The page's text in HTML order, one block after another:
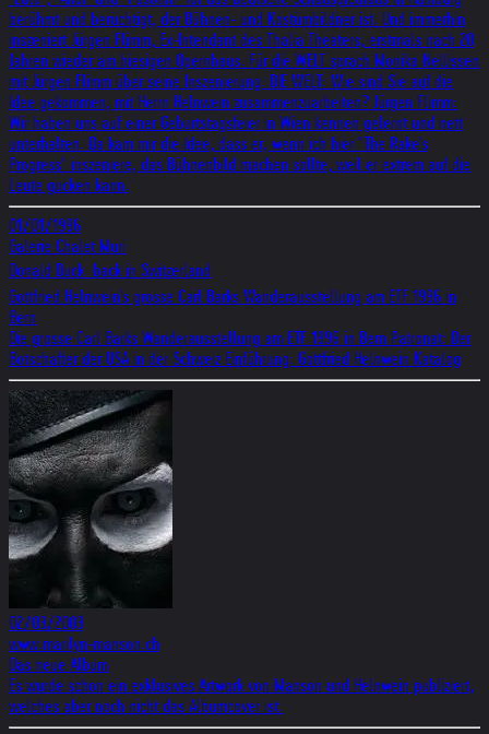
berühmt und berüchtigt, der Bühnen- und Kostümbildner ist. Und immerhin
inszeniert Jürgen Flimm, Ex-Intendant des Thalia Theaters, erstmals nach 20
Jahren wieder am hiesigen Opernhaus. Für die WELT sprach Monika Nellissen
mit Jürgen Flimm über seine Inszenierung. DIE WELT: Wie sind Sie auf die
Idee gekommen, mit Herrn Helnwein zusammenzuarbeiten? Jürgen Flimm:
Wir haben uns auf einer Geburtstagsfeier in Wien kennen gelernt und nett
unterhalten. Da kam mir die Idee, dass er, wenn ich hier "The Rake's
Progress" inszeniere, das Bühnenbild machen sollte, weil er extrem auf die
Leute gucken kann.
01/01/1996
Galerie Chalet Muri
Donald Duck  back in Switzerland
Gottfried Helnwein's grosse Carl Barks Wanderausstellung am ETF 1996 in
Bern
Die grosse Carl Barks Wanderausstellung am ETF 1996 in Bern Patronat: Der
Botschafter der USA in der Schweiz Einführung: Gottfried Helnwein Katalog
02/03/2003
www.marilyn-manson.ch
Das neue Album
Es wurde schon ein exklusives Artwork von Manson und Helnwein publiziert,
welches aber noch nicht das Albumcover ist.